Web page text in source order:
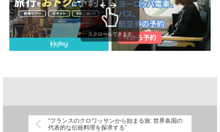
スクロールできます
“フランスのクロワッサンから始まる旅: 世界各国の
代表的な伝統料理を探求する”